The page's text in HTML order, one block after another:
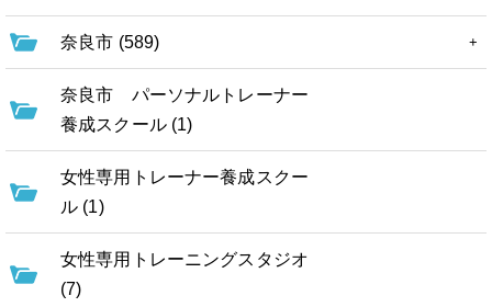
奈良市 (589)
奈良市 パーソナルトレーナー
養成スクール (1)
女性専用トレーナー養成スクー
ル (1)
女性専用トレーニングスタジオ
(7)